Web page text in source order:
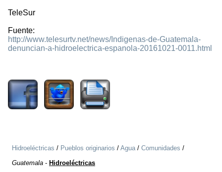
TeleSur
Fuente:
http://www.telesurtv.net/news/Indigenas-de-Guatemala-
denuncian-a-hidroelectrica-espanola-20161021-0011.html
Hidroeléctricas / Pueblos originarios / Agua/ Comunidades /
Guatemala - Hidroeléctricas